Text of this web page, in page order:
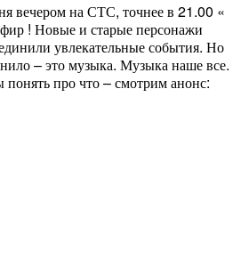
вечером на СТС, точнее в 21.00 «
! Новые и старые персонажи
увлекательные события. Но
– это музыка. Музыка наше все.
про что – смотрим анонс: